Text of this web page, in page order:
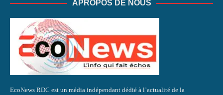
APROPOS DE NOUS
EcoNews RDC est un média indépendant dédié à l’actualité de la